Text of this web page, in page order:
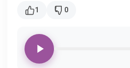
1 0